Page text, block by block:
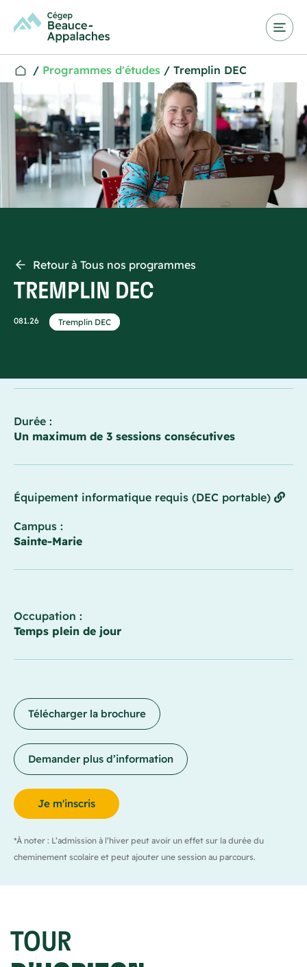
/ Programmes d'études / Tremplin DEC
Retour à Tous nos programmes
TREMPLIN DEC
081.26 Tremplin DEC
Durée :
Un maximum de 3 sessions consécutives
Équipement informatique requis (DEC portable)
Campus :
Sainte-Marie
Occupation :
Temps plein de jour
Télécharger la brochure
Demander plus d’information
Je m'inscris
*À noter : L’admission à l’hiver peut avoir un effet sur la durée du
cheminement scolaire et peut ajouter une session au parcours.
TOUR